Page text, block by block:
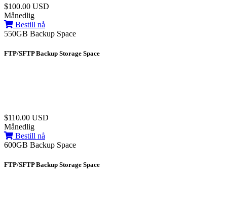
$100.00 USD
Månedlig
Bestill nå
550GB Backup Space
FTP/SFTP Backup Storage Space
$110.00 USD
Månedlig
Bestill nå
600GB Backup Space
FTP/SFTP Backup Storage Space